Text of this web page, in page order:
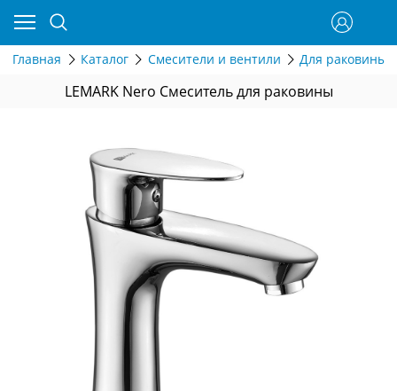
Главная Каталог Смесители и вентили Для раковины
LEMARK Nero Смеситель для раковины